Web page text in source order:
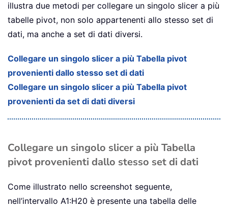
illustra due metodi per collegare un singolo slicer a più
tabelle pivot, non solo appartenenti allo stesso set di
dati, ma anche a set di dati diversi.
Collegare un singolo slicer a più Tabella pivot
provenienti dallo stesso set di dati
Collegare un singolo slicer a più Tabella pivot
provenienti da set di dati diversi
Collegare un singolo slicer a più Tabella
pivot provenienti dallo stesso set di dati
Come illustrato nello screenshot seguente,
nell’intervallo A1:H20 è presente una tabella delle